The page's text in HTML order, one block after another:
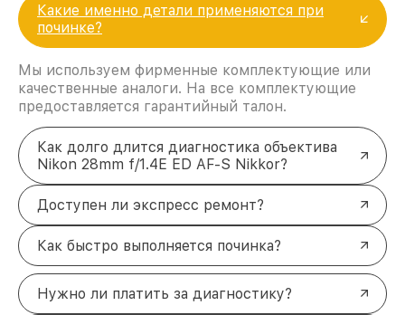
Какие именно детали применяются при
починке?
Мы используем фирменные комплектующие или
качественные аналоги. На все комплектующие
предоставляется гарантийный талон.
Как долго длится диагностика объектива
Nikon 28mm f/1.4E ED AF-S Nikkor?
Доступен ли экспресс ремонт?
Как быстро выполняется починка?
Нужно ли платить за диагностику?